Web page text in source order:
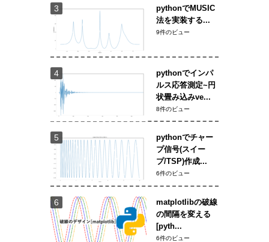
pythonでMUSIC
法を実装する...
9件のビュー
pythonでインパ
ルス応答測定~円
状畳み込みve...
8件のビュー
pythonでチャー
プ信号(スイー
プ/TSP)作成...
6件のビュー
matplotlibの破線
の間隔を変える
[pyth...
6件のビュー